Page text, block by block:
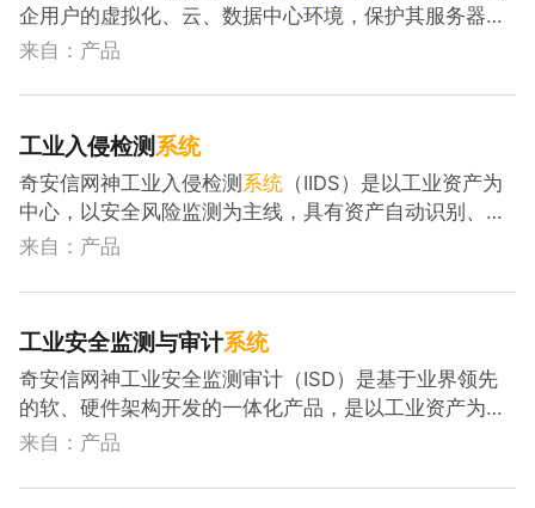
企用户的虚拟化、云、数据中心环境，保护其服务器、
虚拟机、云主机、容器等IT基础设施安全的产品。通过
等防护方式，消除工作负载中的恶意扫描、漏洞攻击、
病毒感染及横向传播等安全威胁，结合安全
可视化能力，对安全风险进行统一分析和展现。
来自：产品
工业入侵检测系统
奇安信网神工业入侵检测 系统 （IIDS）是以工业资产为
中心，以安全风险监测为主线，具有资产自动识别、漏
洞无损发现、威胁实时检测等核心功能的IT/OT一体化
台提供持续安全监测数据，为工业企业进行全面的工业
安全管理和分析提供数据支撑。
来自：产品
工业安全监测与审计系统
奇安信网神工业安全监测审计（ISD）是基于业界领先
的软、硬件架构开发的一体化产品，是以工业资产为中
心，以安全风险监测为主线，具有资产自动识别、漏洞
计等核心功能的IT/OT一体化工业安全监测审计系统，
来自：产品